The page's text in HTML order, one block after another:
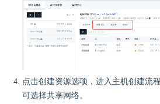
点击创建资源选项，进入主机创建流
可选择共享网络。